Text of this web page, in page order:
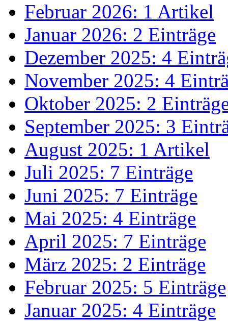
Februar 2026: 1 Artikel
Januar 2026: 2 Einträge
Dezember 2025: 4
November 2025: 4
Oktober 2025: 2
September 2025: 3
August 2025: 1 Artikel
Juli 2025: 7 Einträge
Juni 2025: 7 Einträge
Mai 2025: 4 Einträge
April 2025: 7 Einträge
März 2025: 2 Einträge
Februar 2025: 5 Einträge
Januar 2025: 4 Einträge